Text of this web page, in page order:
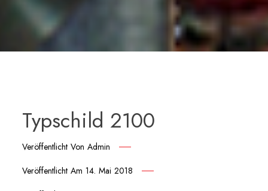
Typschild 2100
Veröffentlicht VonAdmin
Veröffentlicht Am14. Mai 2018